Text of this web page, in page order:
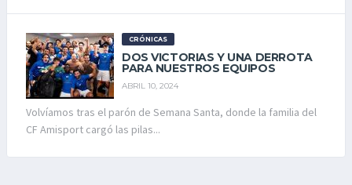
CRÓNICAS
DOS VICTORIAS Y UNA DERROTA
PARA NUESTROS EQUIPOS
ABRIL 10, 2024
Volvíamos tras el parón de Semana Santa, donde la familia del
CF Amisport cargó las pilas...